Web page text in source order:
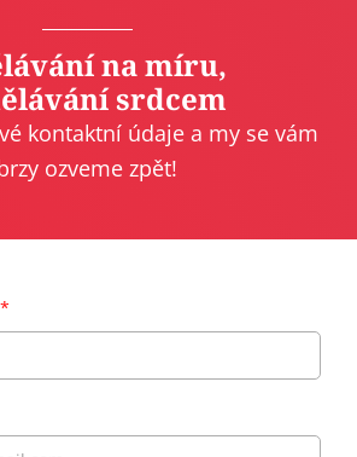
na míru,
srdcem
kontaktní údaje a my se vám
ozveme zpět!